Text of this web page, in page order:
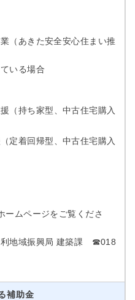
（あきた安全安心住まい推
いる場合
（持ち家型、中古住宅購入
定着回帰型、中古住宅購入
ームページをご覧くださ
利地域振興局 建築課 ☎018
補助金